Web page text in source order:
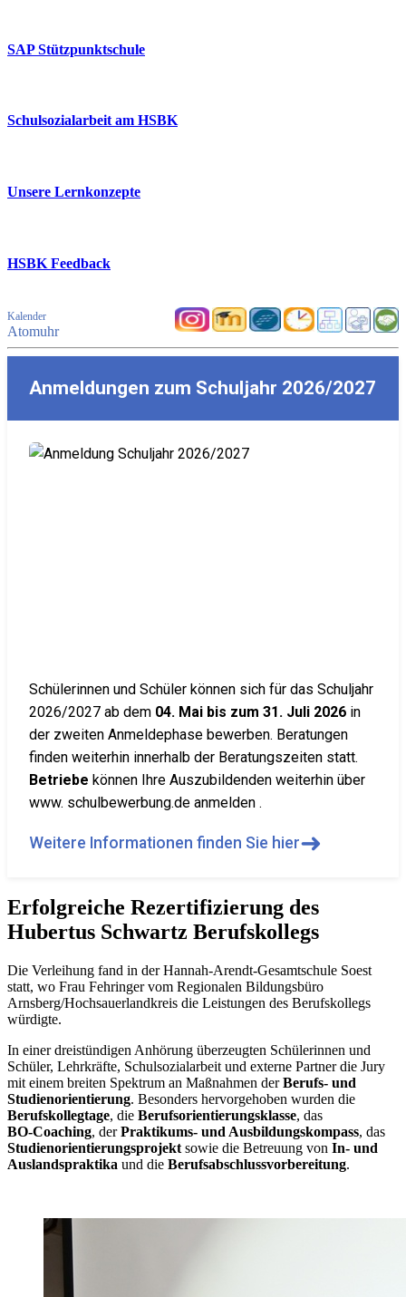
SAP Stützpunktschule
Schulsozialarbeit am HSBK
Unsere Lernkonzepte
HSBK Feedback
Kalender
Atomuhr
Anmeldungen zum Schuljahr 2026/2027
Schülerinnen und Schüler können sich für das Schuljahr
2026/2027 ab dem 04. Mai bis zum 31. Juli 2026 in
der zweiten Anmeldephase bewerben. Beratungen
finden weiterhin innerhalb der Beratungszeiten statt.
Betriebe können Ihre Auszubildenden weiterhin über
www. schulbewerbung.de anmelden .
Weitere Informationen finden Sie hier➜
Erfolgreiche Rezertifizierung des
Hubertus Schwartz Berufskollegs
Die Verleihung fand in der Hannah‑Arendt‑Gesamtschule Soest
statt, wo Frau Fehringer vom Regionalen Bildungsbüro
Arnsberg/Hochsauerlandkreis die Leistungen des Berufskollegs
würdigte.
In einer dreistündigen Anhörung überzeugten Schülerinnen und
Schüler, Lehrkräfte, Schulsozialarbeit und externe Partner die Jury
mit einem breiten Spektrum an Maßnahmen derBerufs- und
Studienorientierung. Besonders hervorgehoben wurden die
Berufskollegtage, die Berufsorientierungsklasse, das
BO‑Coaching, derPraktikums- und Ausbildungskompass, das
Studienorientierungsprojekt sowie die Betreuung von In- und
Auslandspraktika und die Berufsabschlussvorbereitung.